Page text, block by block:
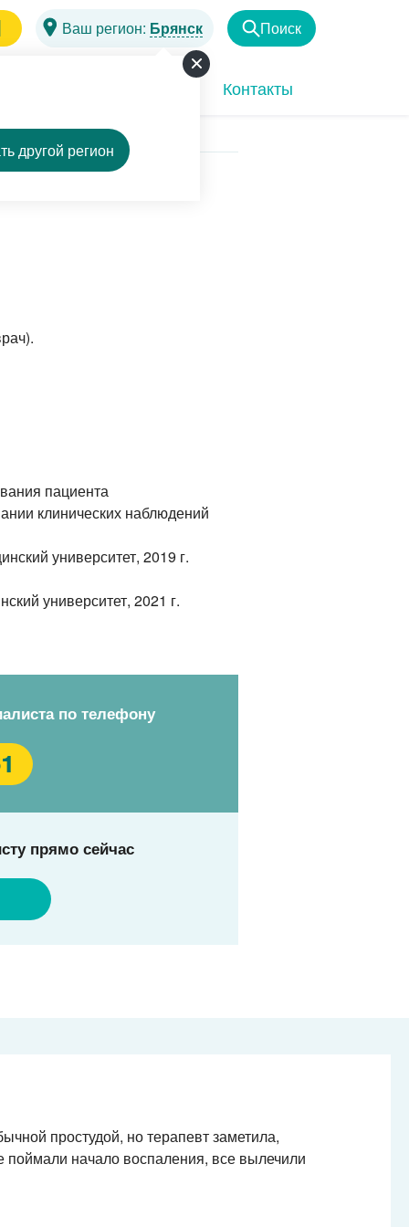
Ваш регион: Брянск
другой регион
Поиск
Контакты
пациента
клинических наблюдений
университет, 2019 г.
университет, 2021 г.
по телефону
прямо сейчас
простудой, но терапевт заметила,
поймали начало воспаления, все вылечили